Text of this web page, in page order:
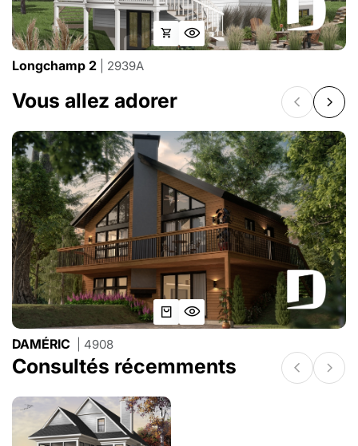
Longchamp 2 | 2939A
Vous allez adorer
DAMÉRIC | 4908
Consultés récemments